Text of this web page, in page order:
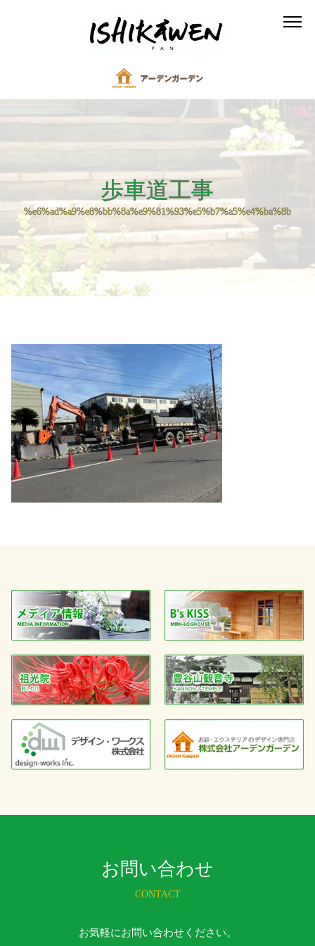
歩車道工事
%e6%ad%a9%e8%bb%8a%e9%81%93%e5%b7%a5%e4%ba%8b
お問い合わせ
CONTACT
お気軽にお問い合わせください。